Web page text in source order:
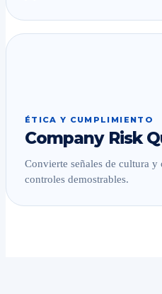
ÉTICA Y CUMPLIMIENTO
Company Risk
Convierte señales de cultura
controles demostrables.